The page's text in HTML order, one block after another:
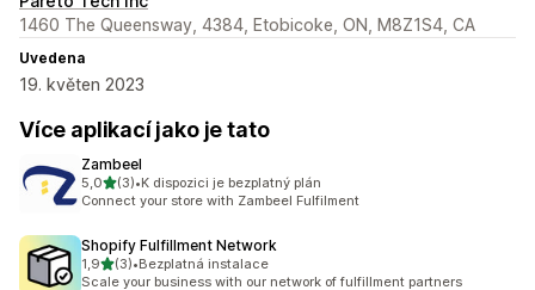
1460 The Queensway, 4384, Etobicoke, ON, M8Z1S4, CA
Uvedena
19. květen 2023
Více aplikací jako je tato
Zambeel
5,0z 5 hvězd
(3)
Celkový počet recenzí: 3
•K dispozici je bezplatný plán
Connect your store with Zambeel Fulfilment
Shopify Fulfillment Network
1,9z 5 hvězd
(3)
Celkový počet recenzí: 3
•Bezplatná instalace
Scale your business with our network of fulfillment partners